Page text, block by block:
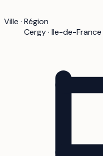
Ville · Région
Cergy · Ile-de-France